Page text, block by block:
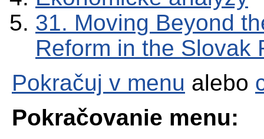
31. Moving Beyond
Reform in the Slovak
Pokračuj v menu alebo
Pokračovanie menu: